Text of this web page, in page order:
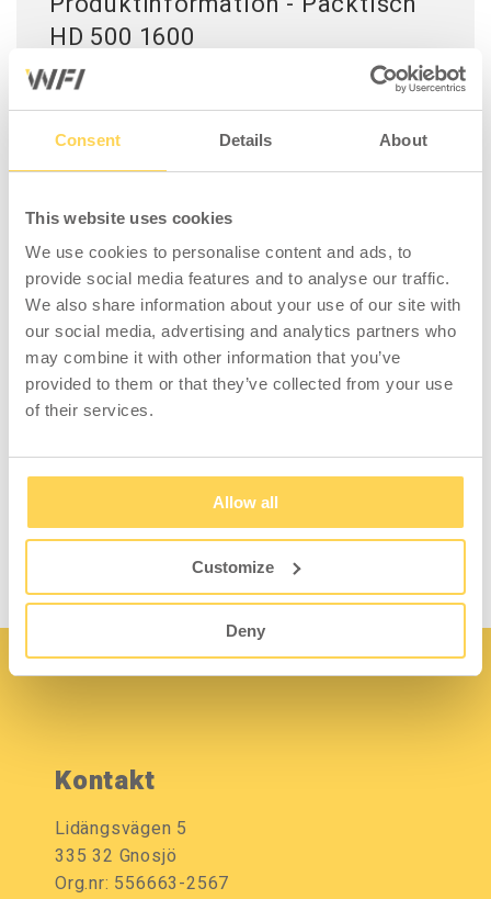
Consent Details About
This website uses cookies
We use cookies to personalise content and ads, to
provide social media features and to analyse our traffic.
We also share information about your use of our site with
our social media, advertising and analytics partners who
may combine it with other information that you’ve
provided to them or that they’ve collected from your use
of their services.
Allow all
Customize
Deny
HD 500 1600
Kompletter Packtisch mit zwei stabilen und
manuell höhenverstellbaren Beinrahmen aus
Stahl, einer vielseitig einsetzbaren Tischplatte
Regalteilern (300x200 mm), Schneidaggregat
(skärbredd 1200 mm), 2 Rollenhaltern (1360
mm) und Anbaurahmen (1520 mm). Maximale
Belastung 500 kg verteiltes Gewicht. Minimale
Höhe 745 mm, maximale Höhe 1015 mm.
Harte und kratzfeste Laminattischplatte mit
hoher Widerstandsfähigkeit gegen
Flüssigkeiten und Chemikalien. Leicht zu
hat einen massiven Holzkern und ist mit einer
wird unmontiert geliefert.
Kontakt
Lidängsvägen 5
335 32 Gnosjö
Org.nr: 556663-2567